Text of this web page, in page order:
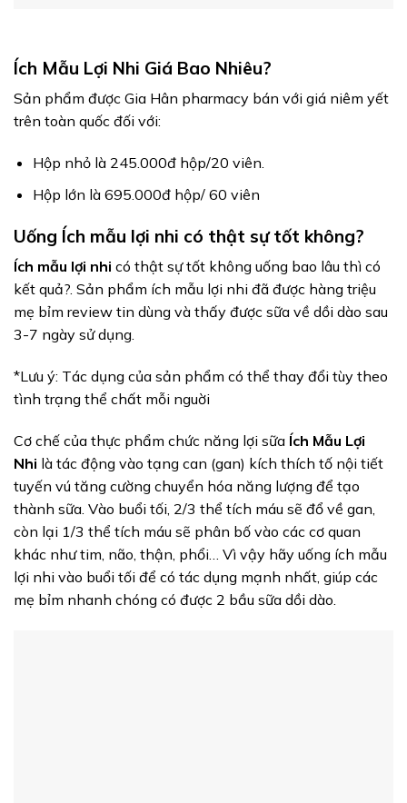
Ích Mẫu Lợi Nhi Giá Bao Nhiêu?
Sản phẩm được Gia Hân pharmacy bán với giá niêm yết
trên toàn quốc đối với:
Hộp nhỏ là 245.000đ hộp/20 viên.
Hộp lớn là 695.000đ hộp/ 60 viên
Uống Ích mẫu lợi nhi có thật sự tốt không?
Ích mẫu lợi nhi có thật sự tốt không uống bao lâu thì có
kết quả?. Sản phẩm ích mẫu lợi nhi đã được hàng triệu
mẹ bỉm review tin dùng và thấy được sữa về dồi dào sau
3-7 ngày sử dụng.
*Lưu ý: Tác dụng của sản phẩm có thể thay đổi tùy theo
tình trạng thể chất mỗi nguời
Cơ chế của thực phẩm chức năng lợi sữa Ích Mẫu Lợi
Nhi là tác động vào tạng can (gan) kích thích tố nội tiết
tuyến vú tăng cường chuyển hóa năng lượng để tạo
thành sữa. Vào buổi tối, 2/3 thể tích máu sẽ đổ về gan,
còn lại 1/3 thể tích máu sẽ phân bố vào các cơ quan
khác như tim, não, thận, phổi… Vì vậy hãy uống ích mẫu
lợi nhi vào buổi tối để có tác dụng mạnh nhất, giúp các
mẹ bỉm nhanh chóng có được 2 bầu sữa dồi dào.